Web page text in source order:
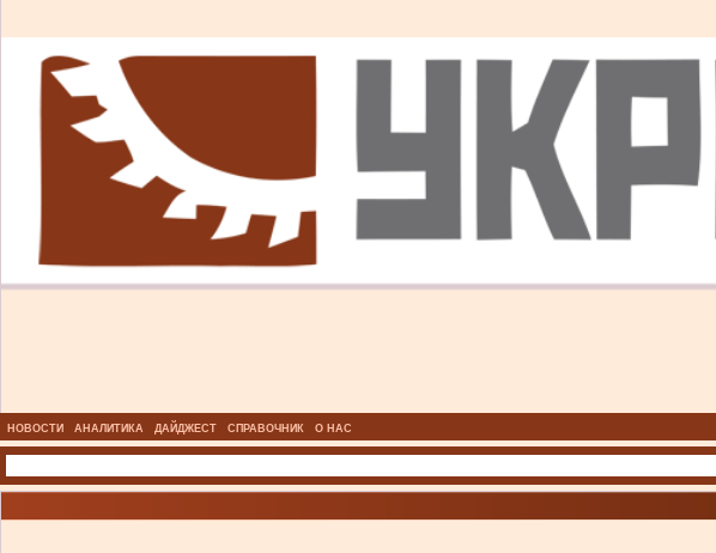
НОВОСТИ АНАЛИТИКА ДАЙДЖЕСТ СПРАВОЧНИК О НАС